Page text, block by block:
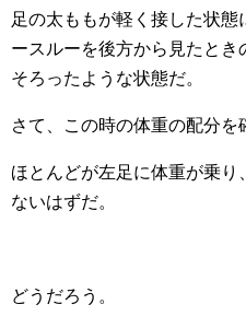
足の太ももが軽く接した状
ースルーを後方から見たとき
そろったような状態だ。
さて、この時の体重の配分を
ほとんどが左足に体重が乗
ないはずだ。
どうだろう。